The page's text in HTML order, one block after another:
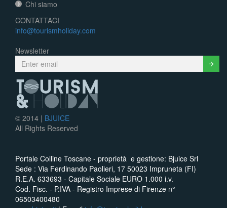
Chi siamo
CONTATTACI
info@tourismholiday.com
Newsletter
© 2014 | BJUICE
All Rights Reserved
Portale Colline Toscane - proprietà e gestione: Bjuice Srl
Sede : Via Ferdinando Paolieri, 17 50023 Impruneta (FI)
R.E.A. 633693 - Capitale Sociale EURO 1.000 i.v.
Cod. Fisc. - P.IVA - Registro Imprese di Firenze n°
06503400480